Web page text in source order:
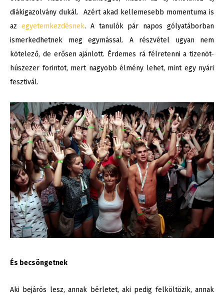
diákigazolvány dukál. Azért akad kellemesebb momentuma is
az egyetemkezdésnek. A tanulók pár napos gólyatáborban
ismerkedhetnek meg egymással. A részvétel ugyan nem
kötelező, de erősen ajánlott. Érdemes rá félretenni a tizenöt-
húszezer forintot, mert nagyobb élmény lehet, mint egy nyári
fesztivál.
És becsöngetnek
Aki bejárós lesz, annak bérletet, aki pedig felköltözik, annak